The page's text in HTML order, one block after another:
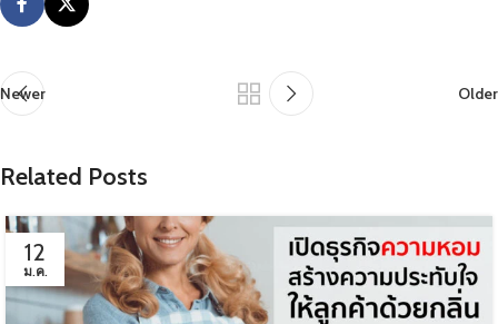
Newer Older
Related Posts
12
ม.ค.